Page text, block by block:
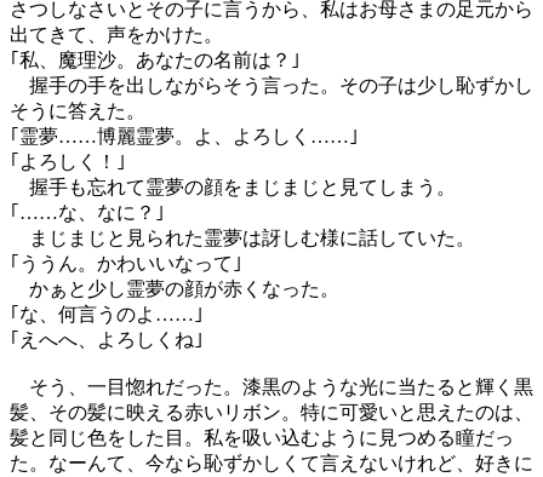
さつしなさいとその子に言うから、私はお母さまの足元から
出てきて、声をかけた。
｢私、魔理沙。あなたの名前は？｣
握手の手を出しながらそう言った。その子は少し恥ずかし
そうに答えた。
｢霊夢……博麗霊夢。よ、よろしく……｣
｢よろしく！｣
握手も忘れて霊夢の顔をまじまじと見てしまう。
｢……な、なに？｣
まじまじと見られた霊夢は訝しむ様に話していた。
｢ううん。かわいいなって｣
かぁと少し霊夢の顔が赤くなった。
｢な、何言うのよ……｣
｢えへへ、よろしくね｣
そう、一目惚れだった。漆黒のような光に当たると輝く黒
髪、その髪に映える赤いリボン。特に可愛いと思えたのは、
髪と同じ色をした目。私を吸い込むように見つめる瞳だっ
た。なーんて、今なら恥ずかしくて言えないけれど、好きに